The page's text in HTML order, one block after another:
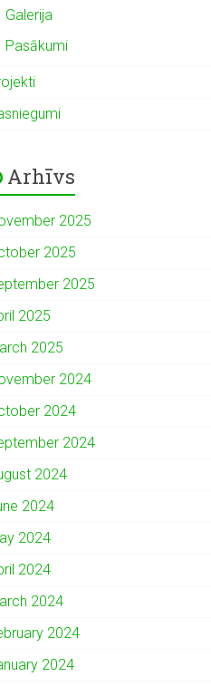
Galerija
Pasākumi
Arhīvs
2025
2025
2025
2025
2025
2024
2024
2024
2024
2024
2024
2024
2024
2024
2024